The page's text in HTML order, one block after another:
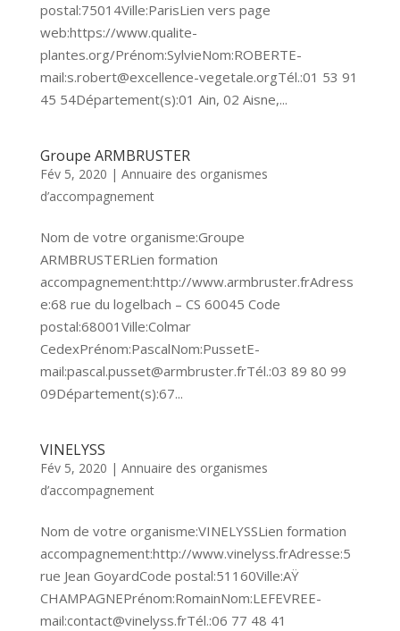
postal:75014Ville:ParisLien vers page
web:https://www.qualite-
plantes.org/Prénom:SylvieNom:ROBERTE-
mail:s.robert@excellence-vegetale.orgTél.:01 53 91
45 54Département(s):01 Ain, 02 Aisne,...
Groupe ARMBRUSTER
Fév 5, 2020 | Annuaire des organismes
d’accompagnement
Nom de votre organisme:Groupe
ARMBRUSTERLien formation
accompagnement:http://www.armbruster.frAdress
e:68 rue du logelbach – CS 60045 Code
postal:68001Ville:Colmar
CedexPrénom:PascalNom:PussetE-
mail:pascal.pusset@armbruster.frTél.:03 89 80 99
09Département(s):67...
VINELYSS
Fév 5, 2020 | Annuaire des organismes
d’accompagnement
Nom de votre organisme:VINELYSSLien formation
accompagnement:http://www.vinelyss.frAdresse:5
rue Jean GoyardCode postal:51160Ville:AŸ
CHAMPAGNEPrénom:RomainNom:LEFEVREE-
mail:contact@vinelyss.frTél.:06 77 48 41